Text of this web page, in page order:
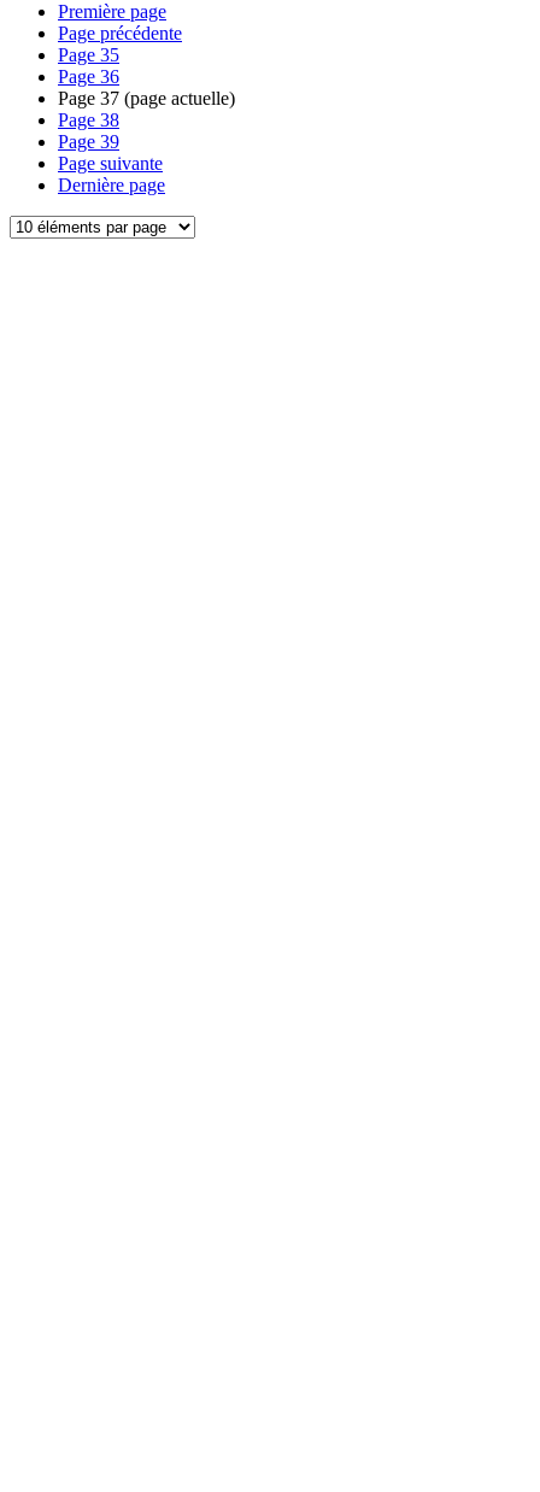
Première page
Page précédente
Page 35
Page 36
Page 37 (page actuelle)
Page 38
Page 39
Page suivante
Dernière page